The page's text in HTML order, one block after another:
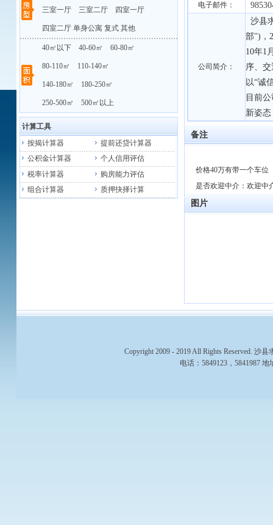
三室一厅 三室二厅 四室一厅
四室二厅 单身公寓 复式 其他
40㎡以下 40-60㎡ 60-80㎡
80-110㎡ 110-140㎡
140-180㎡ 180-250㎡
250-500㎡ 500㎡以上
计算工具
按揭计算器
提前还贷计算器
公积金计算器
个人信用评估
税率计算器
购房能力评估
组合计算器
质押抉择计算
电子邮件：
公司简介：
沙县
部")，
10年1
序、
以“诚
目前
新姿
备注
价格40万有带一个车位
是否欢迎中介：欢迎中
图片
Copyright 2009 - 2019 All Rights Reserved. 沙
电话：5849123，5841987